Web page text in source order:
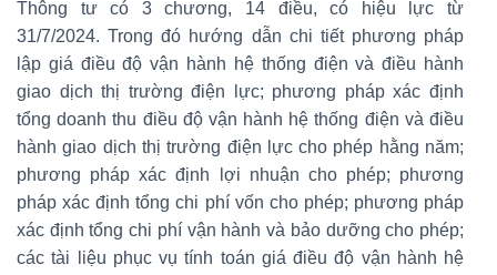
Thông tư có 3 chương, 14 điều, có hiệu lực từ
31/7/2024. Trong đó hướng dẫn chi tiết phương pháp
lập giá điều độ vận hành hệ thống điện và điều hành
giao dịch thị trường điện lực; phương pháp xác định
tổng doanh thu điều độ vận hành hệ thống điện và điều
hành giao dịch thị trường điện lực cho phép hằng năm;
phương pháp xác định lợi nhuận cho phép; phương
pháp xác định tổng chi phí vốn cho phép; phương pháp
xác định tổng chi phí vận hành và bảo dưỡng cho phép;
các tài liệu phục vụ tính toán giá điều độ vận hành hệ